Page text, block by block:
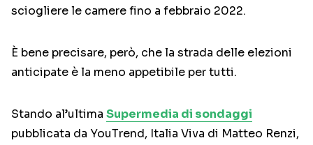
sciogliere le camere fino a febbraio 2022.
È bene precisare, però, che la strada delle elezioni
anticipate è la meno appetibile per tutti.
Stando al’ultima Supermedia di sondaggi
pubblicata da YouTrend, Italia Viva di Matteo Renzi,